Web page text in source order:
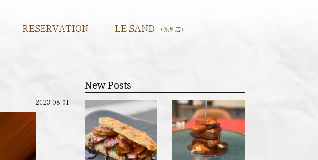
RESERVATION LE SAND （系列店）
2023-08-01
New Posts